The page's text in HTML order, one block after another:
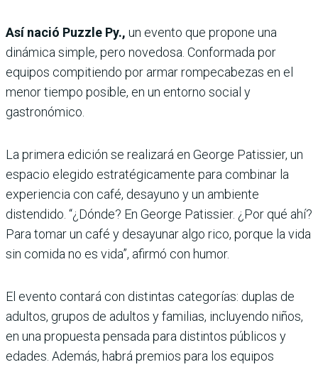
Así nació Puzzle Py., un evento que propone una
dinámica simple, pero novedosa. Conformada por
equipos compitiendo por armar rompecabezas en el
menor tiempo posible, en un entorno social y
gastronómico.
La primera edición se realizará en George Patissier, un
espacio elegido estratégicamente para combinar la
experiencia con café, desayuno y un ambiente
distendido. “¿Dónde? En George Patissier. ¿Por qué ahí?
Para tomar un café y desayunar algo rico, porque la vida
sin comida no es vida”, afirmó con humor.
El evento contará con distintas categorías: duplas de
adultos, grupos de adultos y familias, incluyendo niños,
en una propuesta pensada para distintos públicos y
edades. Además, habrá premios para los equipos